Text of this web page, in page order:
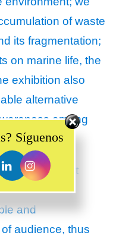
of waste
its fragmentation;
on marine life, the
exhibition also
alternative
among
routes that
data
and
audience, thus
Síguenos